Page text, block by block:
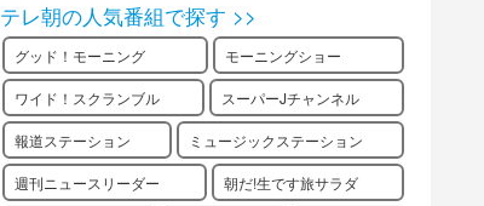
テレ朝の人気番組で探す >>
グッド！モーニング モーニングショー
ワイド！スクランブル スーパーJチャンネル
報道ステーション ミュージックステーション
週刊ニュースリーダー 朝だ!生です旅サラダ